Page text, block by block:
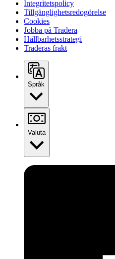
Integritetspolicy
Tillgänglighetsredogörelse
Cookies
Jobba på Tradera
Hållbarhetsstrategi
Traderas frakt
Språk
Valuta